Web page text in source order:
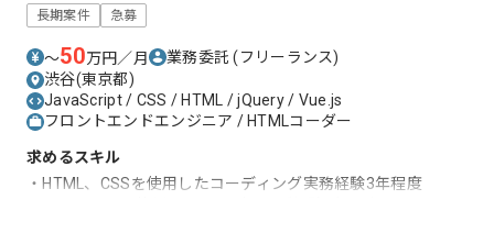
長期案件 急募
〜50万円／月 業務委託(フリーランス)
渋谷(東京都)
JavaScript / CSS / HTML / jQuery / Vue.js
フロントエンドエンジニア / HTMLコーダー
求めるスキル
・HTML、CSSを使用したコーディング実務経験3年程度